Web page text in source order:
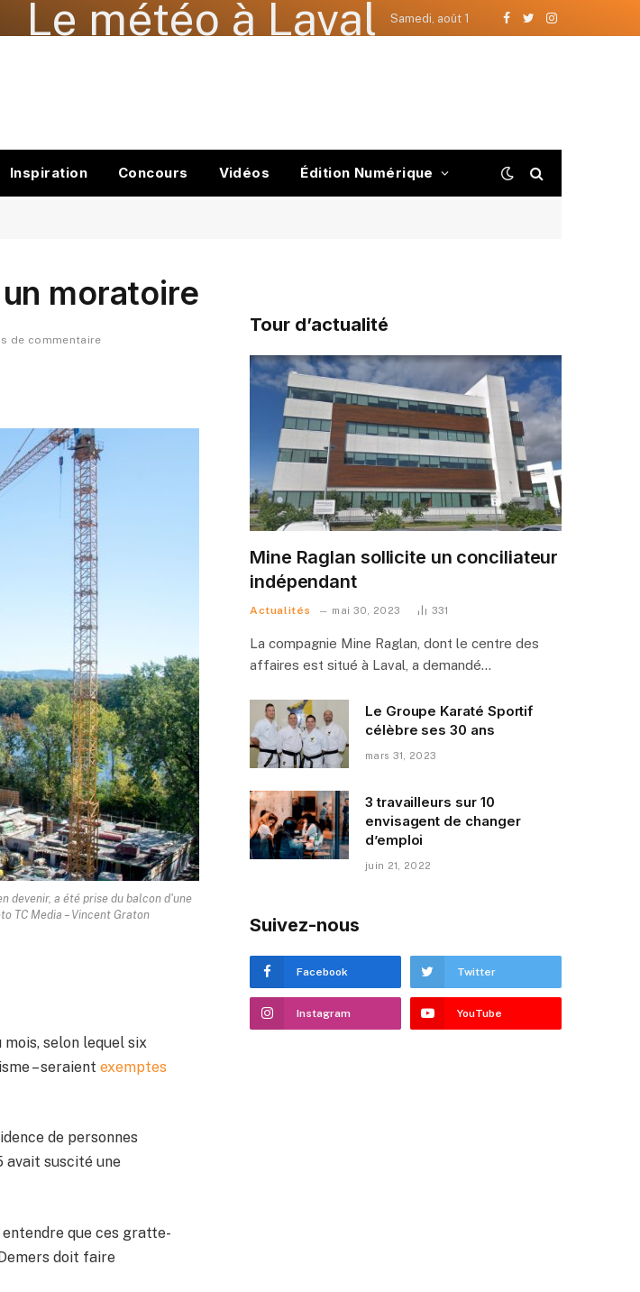
Le météo à Laval Samedi, août 1
Facebook
TwitterInstagram
Inspiration Concours Vidéos Édition Numérique
moratoire
de commentaire
devenir, a été prise du balcon d'une
TC Media – Vincent Graton
mois, selon lequel six
– seraientexemptes
de personnes
avait suscité une
que ces gratte-
doit faire
Tour d’actualité
Mine Raglan sollicite un conciliateur
indépendant
Actualités mai 30, 2023 331
La compagnie Mine Raglan, dont le centre des
affaires est situé à Laval, a demandé…
Le Groupe Karaté Sportif
célèbre ses 30 ans
mars 31, 2023
3 travailleurs sur 10
envisagent de changer
d’emploi
juin 21, 2022
Suivez-nous
Facebook Twitter
Instagram YouTube